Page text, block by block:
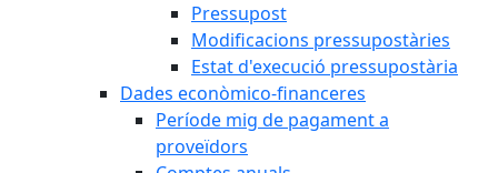
Pressupost
Modificacions pressupostàries
Estat d'execució pressupostària
Dades econòmico-financeres
Període mig de pagament a
proveïdors